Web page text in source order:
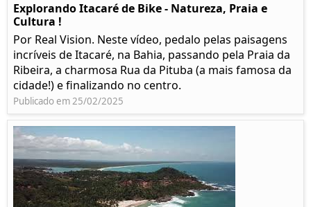
Explorando Itacaré de Bike - Natureza, Praia e
Cultura !
Por Real Vision. Neste vídeo, pedalo pelas paisagens
incríveis de Itacaré, na Bahia, passando pela Praia da
Ribeira, a charmosa Rua da Pituba (a mais famosa da
cidade!) e finalizando no centro.
Publicado em 25/02/2025